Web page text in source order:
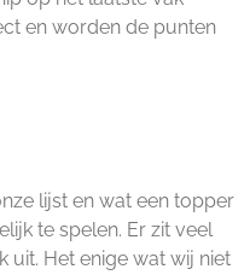
en worden de punten
lijst en wat een topper
te spelen. Er zit veel
uit. Het enige wat wij niet